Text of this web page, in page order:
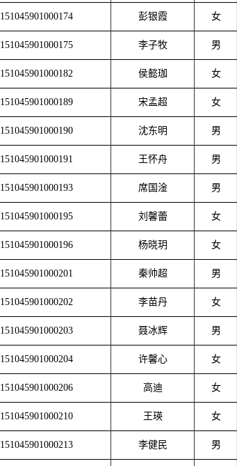
151045901000174 彭银霞 女
151045901000175 李子牧 男
151045901000182 侯懿珈 女
151045901000189 宋孟超 女
151045901000190 沈东明 男
151045901000191 王怀舟 男
151045901000193 席国淦 男
151045901000195 刘馨蕾 女
151045901000196 杨晓玥 女
151045901000201 秦帅超 男
151045901000202 李苗丹 女
151045901000203 聂冰辉 男
151045901000204 许馨心 女
151045901000206 高迪 女
151045901000210 王瑛 女
151045901000213 李健民 男